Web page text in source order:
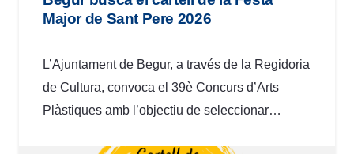
Major de Sant Pere 2026
L’Ajuntament de Begur, a través de la Regidoria
de Cultura, convoca el 39è Concurs d’Arts
Plàstiques amb l’objectiu de seleccionar…